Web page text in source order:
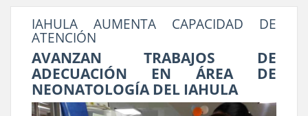
IAHULA AUMENTA CAPACIDAD DE
ATENCIÓN
AVANZAN TRABAJOS DE
ADECUACIÓN EN ÁREA DE
NEONATOLOGÍA DEL IAHULA